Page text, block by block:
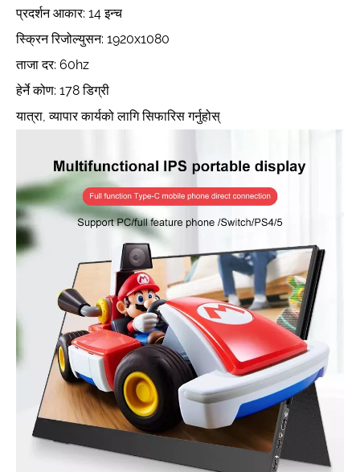
प्रदर्शन आकार: 14 इन्च
स्क्रिन रिजोल्युसन: 1920x1080
ताजा दर: 60hz
हेर्ने कोण: 178 डिग्री
यात्रा, व्यापार कार्यको लागि सिफारिस गर्नुहोस्